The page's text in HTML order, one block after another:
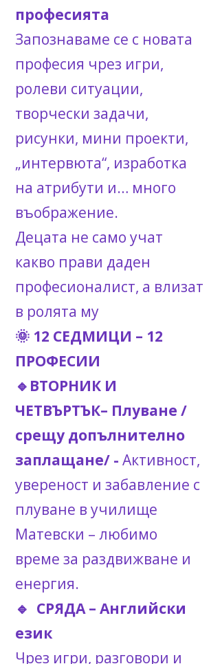
професията
Запознаваме се с новата
професия чрез игри,
ролеви ситуации,
творчески задачи,
рисунки, мини проекти,
„интервюта“, изработка
на атрибути и… много
въображение.
Децата не само учат
какво прави даден
професионалист, а влизат
в ролята му
🌞 12 СЕДМИЦИ – 12
ПРОФЕСИИ
🔹ВТОРНИК И
ЧЕТВЪРТЪК– Плуване /
срещу допълнително
заплащане/ - Активност,
увереност и забавление с
плуване в училище
Матевски – любимо
време за раздвижване и
енергия.
🔹 СРЯДА – Английски
език
Чрез игри, разговори и